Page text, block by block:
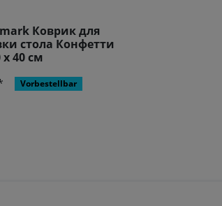
Коврик для
стола Конфетти
40 см
Vorbestellbar